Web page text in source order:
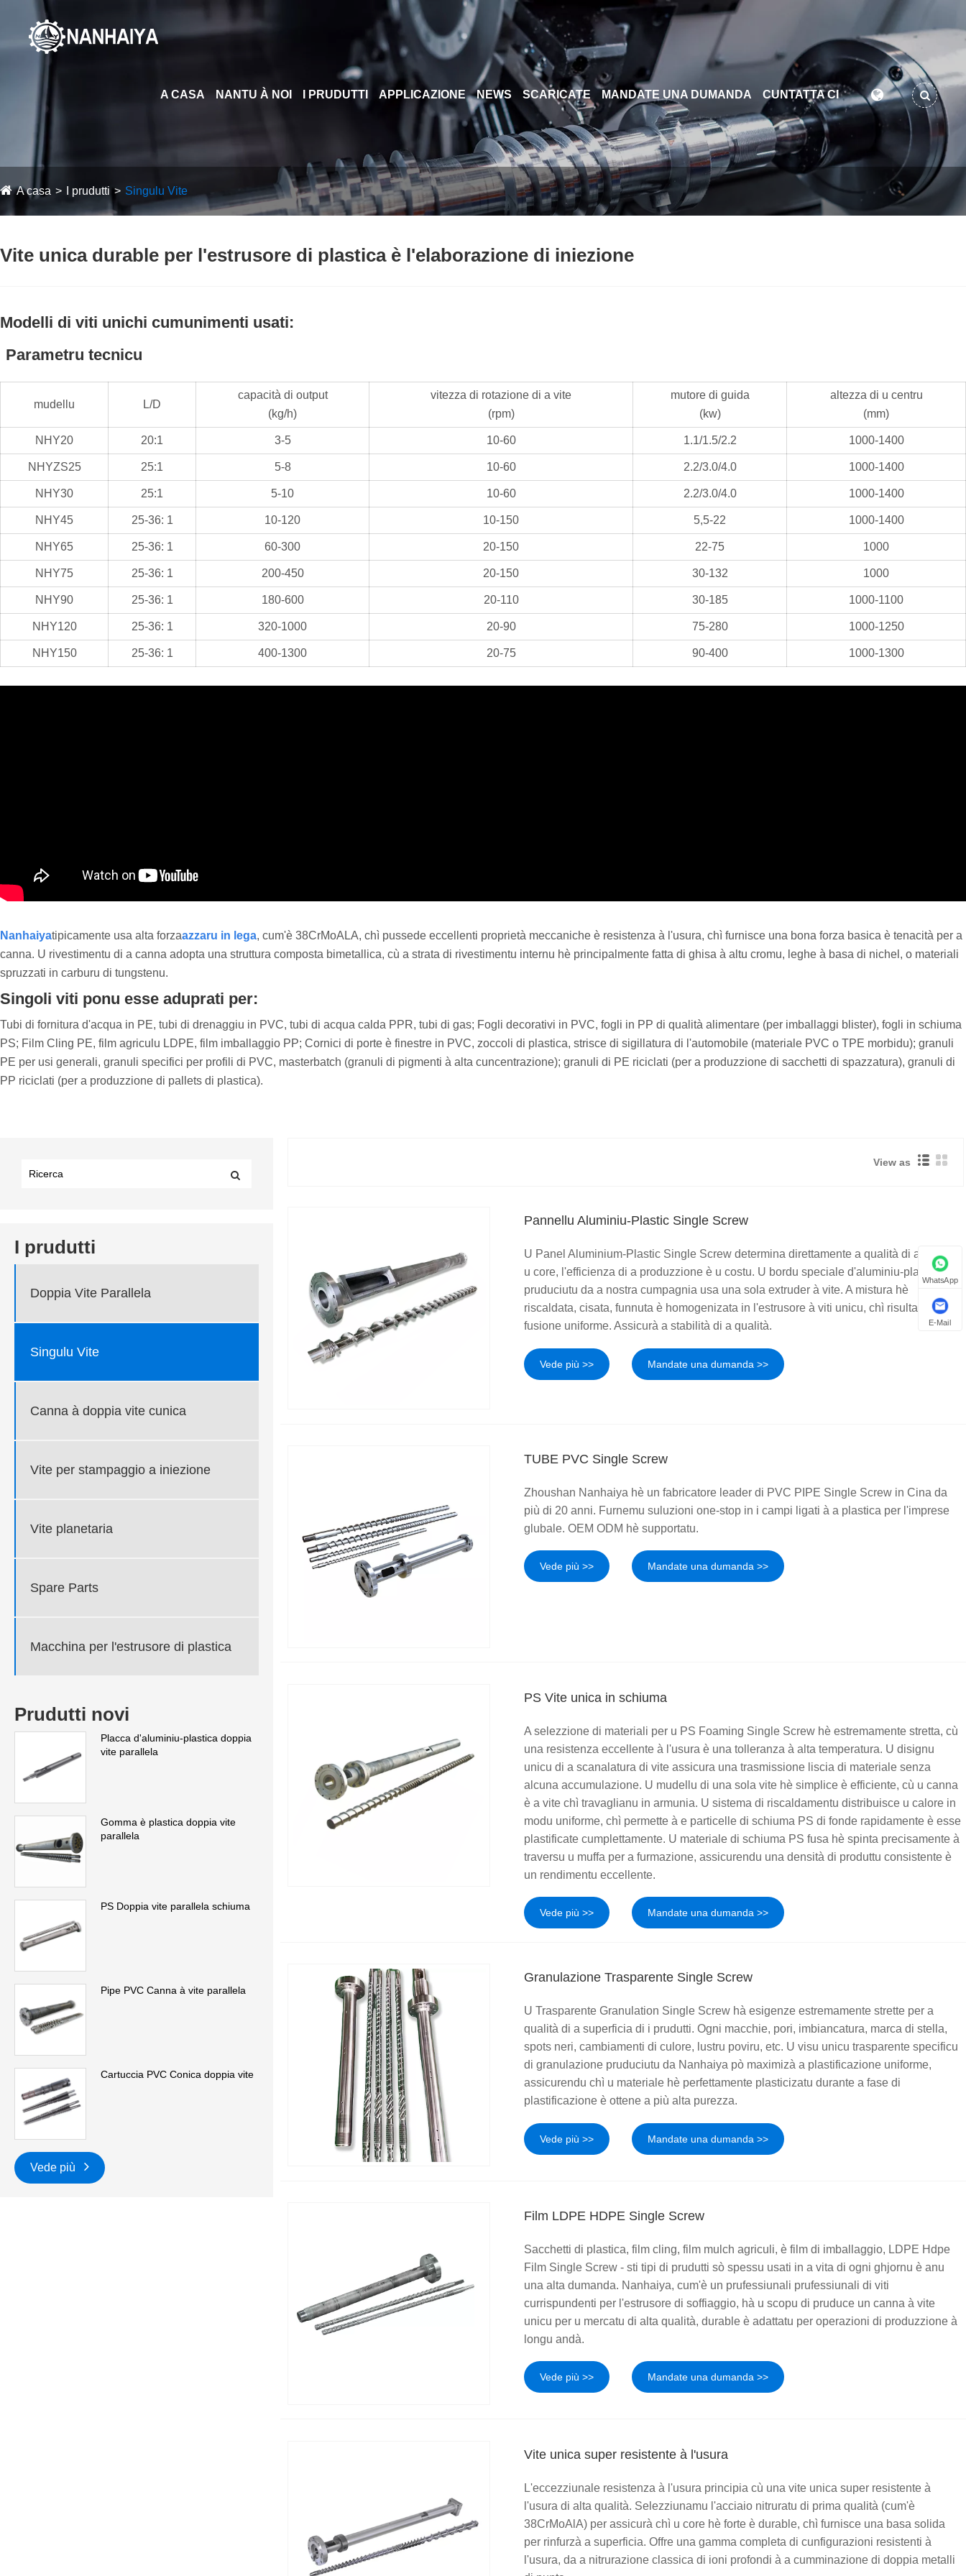
A CASA NANTU À NOI I PRUDUTTI APPLICAZIONE NEWS SCARICATE MANDATE UNA DUMANDA CUNTATTA CI
A casa I prudutti Singulu Vite
Vite unica durable per l'estrusore di plastica è l'elaborazione di iniezione
Modelli di viti unichi cumunimenti usati:
Parametru tecnicu
mudellu L/D
capacità di output
(kg/h)
vitezza di rotazione di a vite
(rpm)
mutore di guida
(kw)
altezza di u centru
(mm)
NHY20 20:1 3-5 10-60 1.1/1.5/2.2 1000-1400
NHYZS25 25:1 5-8 10-60 2.2/3.0/4.0 1000-1400
NHY30 25:1 5-10 10-60 2.2/3.0/4.0 1000-1400
NHY45 25-36: 1 10-120 10-150 5,5-22 1000-1400
NHY65 25-36: 1 60-300 20-150 22-75 1000
NHY75 25-36: 1 200-450 20-150 30-132 1000
NHY90 25-36: 1 180-600 20-110 30-185 1000-1100
NHY120 25-36: 1 320-1000 20-90 75-280 1000-1250
NHY150 25-36: 1 400-1300 20-75 90-400 1000-1300
Nanhaiyatipicamente usa alta forzaazzaru in lega, cum'è 38CrMoALA, chì pussede eccellenti proprietà meccaniche è resistenza à l'usura, chì furnisce una bona forza basica è tenacità per a
canna. U rivestimentu di a canna adopta una struttura composta bimetallica, cù a strata di rivestimentu internu hè principalmente fatta di ghisa à altu cromu, leghe à basa di nichel, o materiali
spruzzati in carburu di tungstenu.
Singoli viti ponu esse aduprati per:
Tubi di fornitura d'acqua in PE, tubi di drenaggiu in PVC, tubi di acqua calda PPR, tubi di gas; Fogli decorativi in ​​PVC, fogli in PP di qualità alimentare (per imballaggi blister), fogli in schiuma
PS; Film Cling PE, film agriculu LDPE, film imballaggio PP; Cornici di porte è finestre in PVC, zoccoli di plastica, strisce di sigillatura di l'automobile (materiale PVC o TPE morbidu); granuli
PE per usi generali, granuli specifici per profili di PVC, masterbatch (granuli di pigmenti à alta cuncentrazione); granuli di PE riciclati (per a produzzione di sacchetti di spazzatura), granuli di
PP riciclati (per a produzzione di pallets di plastica).
I prudutti
Doppia Vite Parallela
Singulu Vite
Canna à doppia vite cunica
Vite per stampaggio a iniezione
Vite planetaria
Spare Parts
Macchina per l'estrusore di plastica
Prudutti novi
Placca d'aluminiu-plastica doppia
vite parallela
Gomma è plastica doppia vite
parallela
PS Doppia vite parallela schiuma
Pipe PVC Canna à vite parallela
Cartuccia PVC Conica doppia vite
Vede più
View as
Pannellu Aluminiu-Plastic Single Screw
U Panel Aluminium-Plastic Single Screw determina direttamente a qualità di a strata di
u core, l'efficienza di a produzzione è u costu. U bordu speciale d'aluminiu-plasticu
pruduciutu da a nostra cumpagnia usa una sola extruder à vite. A mistura hè
riscaldata, cisata, funnuta è homogenizata in l'estrusore à viti unicu, chì risulta in una
fusione uniforme. Assicurà a stabilità di a qualità.
Vede più >> Mandate una dumanda >>
TUBE PVC Single Screw
Zhoushan Nanhaiya hè un fabricatore leader di PVC PIPE Single Screw in Cina da
più di 20 anni. Furnemu suluzioni one-stop in i campi ligati à a plastica per l'imprese
glubale. OEM ODM hè supportatu.
Vede più >> Mandate una dumanda >>
PS Vite unica in schiuma
A selezzione di materiali per u PS Foaming Single Screw hè estremamente stretta, cù
una resistenza eccellente à l'usura è una tolleranza à alta temperatura. U disignu
unicu di a scanalatura di vite assicura una trasmissione liscia di materiale senza
alcuna accumulazione. U mudellu di una sola vite hè simplice è efficiente, cù u canna
è a vite chì travaglianu in armunia. U sistema di riscaldamentu distribuisce u calore in
modu uniforme, chì permette à e particelle di schiuma PS di fonde rapidamente è esse
plastificate cumplettamente. U materiale di schiuma PS fusa hè spinta precisamente à
traversu u muffa per a furmazione, assicurendu una densità di produttu consistente è
un rendimentu eccellente.
Vede più >> Mandate una dumanda >>
Granulazione Trasparente Single Screw
U Trasparente Granulation Single Screw hà esigenze estremamente strette per a
qualità di a superficia di i prudutti. Ogni macchie, pori, imbiancatura, marca di stella,
spots neri, cambiamenti di culore, lustru poviru, etc. U visu unicu trasparente specificu
di granulazione pruduciutu da Nanhaiya pò maximizà a plastificazione uniforme,
assicurendu chì u materiale hè perfettamente plasticizatu durante a fase di
plastificazione è ottene a più alta purezza.
Vede più >> Mandate una dumanda >>
Film LDPE HDPE Single Screw
Sacchetti di plastica, film cling, film mulch agriculi, è film di imballaggio, LDPE Hdpe
Film Single Screw - sti tipi di prudutti sò spessu usati in a vita di ogni ghjornu è anu
una alta dumanda. Nanhaiya, cum'è un prufessiunali prufessiunali di viti
currispundenti per l'estrusore di soffiaggio, hà u scopu di pruduce un canna à vite
unicu per u mercatu di alta qualità, durable è adattatu per operazioni di produzzione à
longu andà.
Vede più >> Mandate una dumanda >>
Vite unica super resistente à l'usura
L'eccezziunale resistenza à l'usura principia cù una vite unica super resistente à
l'usura di alta qualità. Selezziunamu l'acciaio nitruratu di prima qualità (cum'è
38CrMoAlA) per assicurà chì u core hè forte è durable, chì furnisce una basa solida
per rinfurzà a superficia. Offre una gamma completa di cunfigurazioni resistenti à
l'usura, da a nitrurazione classica di ioni profondi à a cumminazione di doppia metalli
WhatsApp
E-Mail